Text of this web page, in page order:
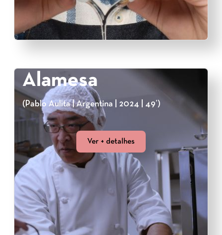
Alamesa
(Pablo Aulita | Argentina | 2024 | 49’)
Ver + detalhes